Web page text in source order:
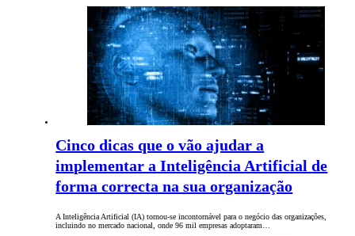
Cinco dicas que o vão ajudar a
implementar a Inteligência Artificial de
forma correcta na sua organização
A Inteligência Artificial (IA) tornou-se incontornável para o negócio das organizações,
incluindo no mercado nacional, onde 96 mil empresas adoptaram…